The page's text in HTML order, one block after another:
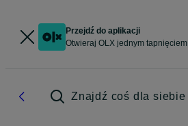
Przejdź do aplikacji
Otwieraj OLX jednym tapnięciem
Znajdź coś dla siebie